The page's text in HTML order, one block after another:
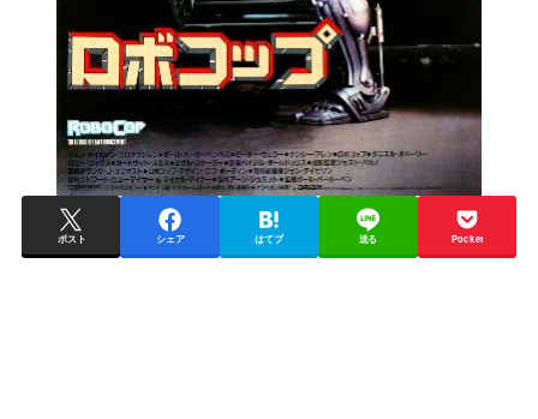
ポスト シェア はてブ 送る Pocket